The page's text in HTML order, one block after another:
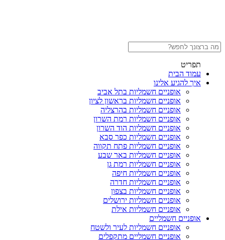
תפריט
עמוד הבית
איך להגיע אלינו
אופניים חשמליות בתל אביב
אופניים חשמליות בראשון לציון
אופניים חשמליות בהרצליה
אופניים חשמליות רמת השרון
אופניים חשמליות הוד השרון
אופניים חשמליות כפר סבא
אופניים חשמליות פתח תקווה
אופניים חשמליות באר שבע
אופניים חשמליות רמת גן
אופניים חשמליות חיפה
אופניים חשמליות חדרה
אופניים חשמליות בצפון
אופניים חשמליות ירושלים
אופניים חשמליות אילת
אופניים חשמליים
אופניים חשמליות לעיר ולשטח
אופניים חשמליים מתקפלים